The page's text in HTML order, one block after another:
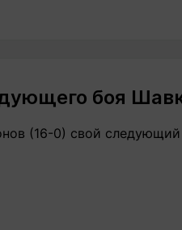
боя
(16-0) свой